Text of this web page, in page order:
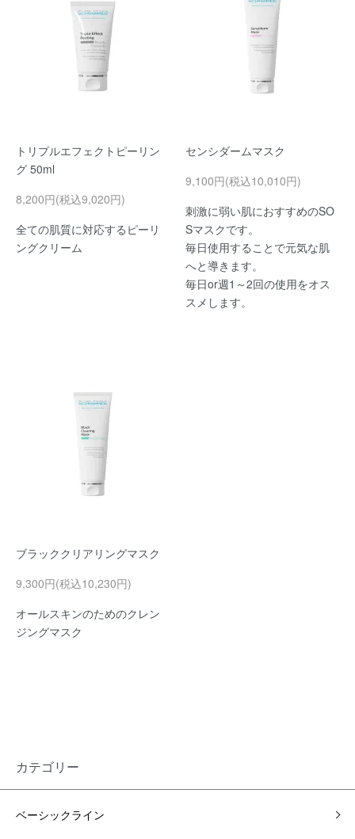
トリプルエフェクトピーリン
グ 50ml
8,200円(税込9,020円)
全ての肌質に対応するピーリ
ングクリーム
センシダームマスク
9,100円(税込10,010円)
刺激に弱い肌におすすめのSO
Sマスクです。
毎日使用することで元気な肌
へと導きます。
毎日or週1～2回の使用をオス
スメします。
ブラッククリアリングマスク
9,300円(税込10,230円)
オールスキンのためのクレン
ジングマスク
カテゴリー
ベーシックライン